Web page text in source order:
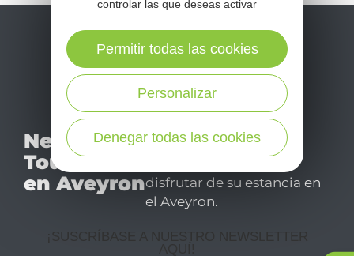
Newsletter
Tourismo
en Aveyron
No se pierda nuestro
mensual newsletter y
disfrutar de su estancia en
el Aveyron.
¡SUSCRÍBASE A NUESTRO NEWSLETTER
AQUÍ!
controlar las que deseas activar
Denegar todas las cookies
Personalizar
Permitir todas las cookies